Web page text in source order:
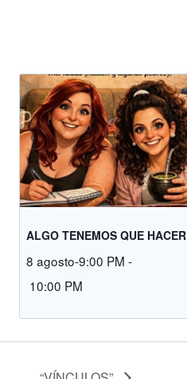
ALGO TENEMOS QUE HACER
8 agosto-9:00 PM -
10:00 PM